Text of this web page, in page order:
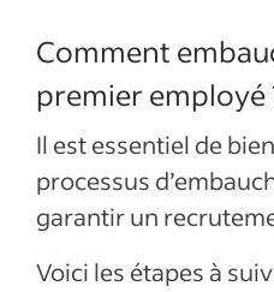
Comment
premier employé
Il est essentiel de
processus
garantir un
Voici les étapes à